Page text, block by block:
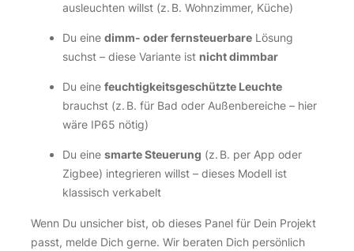
ausleuchten willst (z. B. Wohnzimmer, Küche)
Du eine dimm- oder fernsteuerbare Lösung
suchst – diese Variante ist nicht dimmbar
Du eine feuchtigkeitsgeschützte Leuchte
brauchst (z. B. für Bad oder Außenbereiche – hier
wäre IP65 nötig)
Du eine smarte Steuerung (z. B. per App oder
Zigbee) integrieren willst – dieses Modell ist
klassisch verkabelt
Wenn Du unsicher bist, ob dieses Panel für Dein Projekt
passt, melde Dich gerne. Wir beraten Dich persönlich